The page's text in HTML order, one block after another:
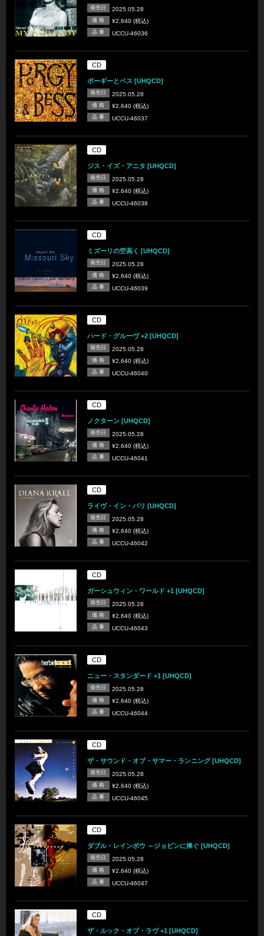
発売日 2025.05.28
価 格 ¥2,640 (税込)
品 番 UCCU-46036
CD
ポーギーとベス [UHQCD]
発売日 2025.05.28
価 格 ¥2,640 (税込)
品 番 UCCU-46037
CD
ジス・イズ・アニタ [UHQCD]
発売日 2025.05.28
価 格 ¥2,640 (税込)
品 番 UCCU-46038
CD
ミズーリの空高く [UHQCD]
発売日 2025.05.28
価 格 ¥2,640 (税込)
品 番 UCCU-46039
CD
ハード・グルーヴ +2 [UHQCD]
発売日 2025.05.28
価 格 ¥2,640 (税込)
品 番 UCCU-46040
CD
ノクターン [UHQCD]
発売日 2025.05.28
価 格 ¥2,640 (税込)
品 番 UCCU-46041
CD
ライヴ・イン・パリ [UHQCD]
発売日 2025.05.28
価 格 ¥2,640 (税込)
品 番 UCCU-46042
CD
ガーシュウィン・ワールド +1 [UHQCD]
発売日 2025.05.28
価 格 ¥2,640 (税込)
品 番 UCCU-46043
CD
ニュー・スタンダード +1 [UHQCD]
発売日 2025.05.28
価 格 ¥2,640 (税込)
品 番 UCCU-46044
CD
ザ・サウンド・オブ・サマー・ランニング [UHQCD]
発売日 2025.05.28
価 格 ¥2,640 (税込)
品 番 UCCU-46045
CD
ダブル・レインボウ ～ジョビンに捧ぐ [UHQCD]
発売日 2025.05.28
価 格 ¥2,640 (税込)
品 番 UCCU-46047
CD
ザ・ルック・オブ・ラヴ +1 [UHQCD]